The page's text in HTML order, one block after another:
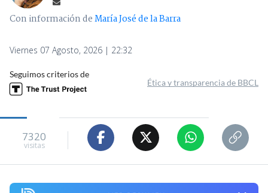
Con información deMaría José de la Barra
Viernes 07 Agosto, 2026 | 22:32
Seguimos criterios de
Ética y transparencia de BBCL
7320
visitas